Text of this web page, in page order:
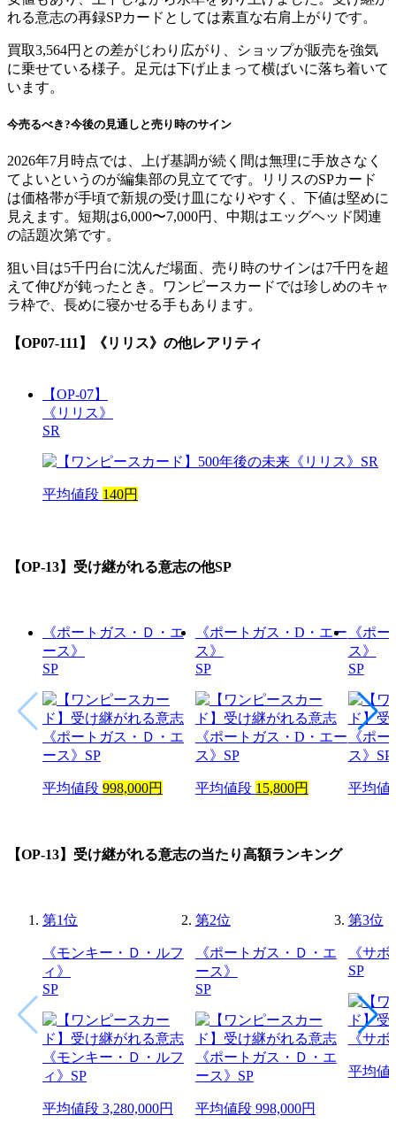
れる意志の再録SPカードとしては素直な右肩上がりです。
買取3,564円との差がじわり広がり、ショップが販売を強気
に乗せている様子。足元は下げ止まって横ばいに落ち着いて
います。
今売るべき?今後の見通しと売り時のサイン
2026年7月時点では、上げ基調が続く間は無理に手放さなく
てよいというのが編集部の見立てです。リリスのSPカード
は価格帯が手頃で新規の受け皿になりやすく、下値は堅めに
見えます。短期は6,000〜7,000円、中期はエッグヘッド関連
の話題次第です。
狙い目は5千円台に沈んだ場面、売り時のサインは7千円を超
えて伸びが鈍ったとき。ワンピースカードでは珍しめのキャ
ラ枠で、長めに寝かせる手もあります。
【OP07-111】《リリス》 の他レアリティ
【OP-07】
《リリス》
SR
平均値段 140円
【OP-13】受け継がれる意志の他SP
《ポートガス・Ｄ・エ
ース》
SP
平均値段 998,000円
《ポートガス・D・エー
ス》
SP
平均値段 15,800円
《ポ
ス》
SP
平均値
【OP-13】受け継がれる意志の当たり高額ランキング
第1位
《モンキー・Ｄ・ルフ
ィ》
SP
平均値段 3,280,000円
第2位
《ポートガス・Ｄ・エ
ース》
SP
平均値段998,000円
第3位
《サボ
SP
平均値